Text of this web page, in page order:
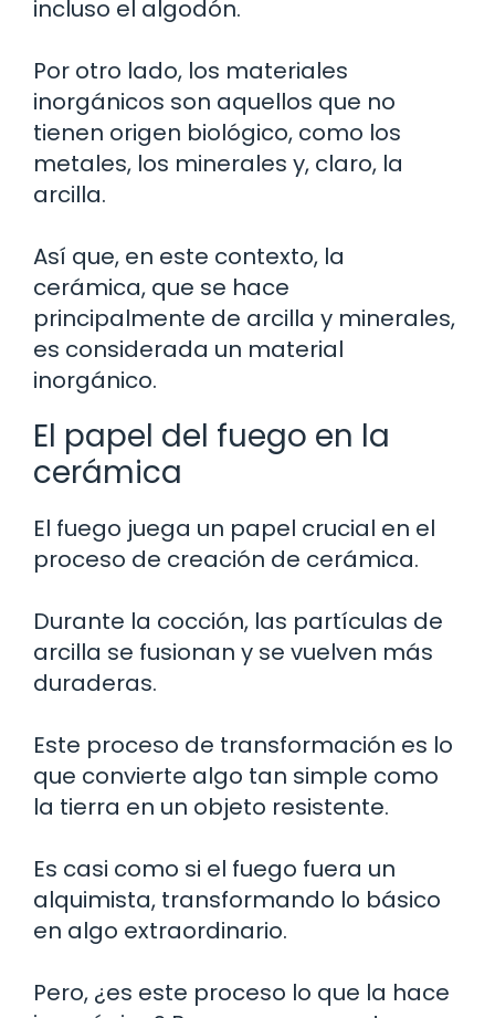
incluso el algodón.
Por otro lado, los materiales
inorgánicos son aquellos que no
tienen origen biológico, como los
metales, los minerales y, claro, la
arcilla.
Así que, en este contexto, la
cerámica, que se hace
principalmente de arcilla y minerales,
es considerada un material
inorgánico.
El papel del fuego en la
cerámica
El fuego juega un papel crucial en el
proceso de creación de cerámica.
Durante la cocción, las partículas de
arcilla se fusionan y se vuelven más
duraderas.
Este proceso de transformación es lo
que convierte algo tan simple como
la tierra en un objeto resistente.
Es casi como si el fuego fuera un
alquimista, transformando lo básico
en algo extraordinario.
Pero, ¿es este proceso lo que la hace